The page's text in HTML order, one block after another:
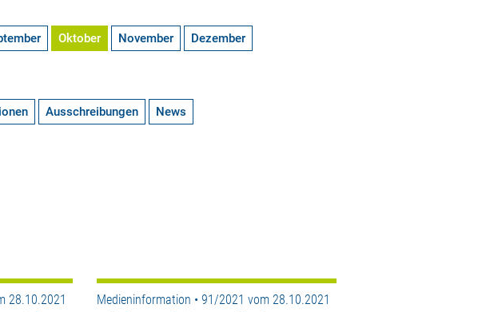
Oktober November Dezember
Ausschreibungen News
28.10.2021 Medieninformation • 91/2021 vom 28.10.2021